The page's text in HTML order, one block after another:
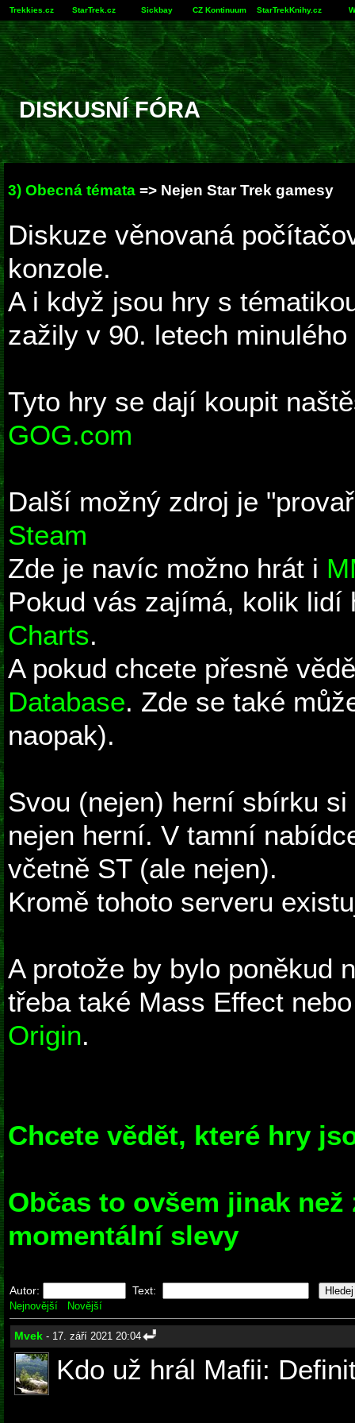
Trekkies.cz StarTrek.cz Sickbay CZ Kontinuum StarTrekKnihy.cz
DISKUSNÍ FÓRA
3) Obecná témata => Nejen Star Trek gamesy
Diskuze věnovaná
konzole.
A i když jsou hry s
zažily v 90. letech
Tyto hry se dají koupit
GOG.com
Další možný zdroj je
Steam
Zde je navíc možno hrát i
Pokud vás zajímá, kolik
Charts.
A pokud chcete přesně
Database. Zde se také
naopak).
Svou (nejen) herní sbírku
nejen herní. V tamní
včetně ST (ale nejen).
Kromě tohoto serveru
A protože by bylo poněkud
třeba také Mass Effect
Origin.
Chcete vědět, které hry
Občas to ovšem jinak
momentální slevy
Autor: Text:
Nejnovější Novější
Mvek - 17. září 2021 20:04
Kdo už hrál Mafii: